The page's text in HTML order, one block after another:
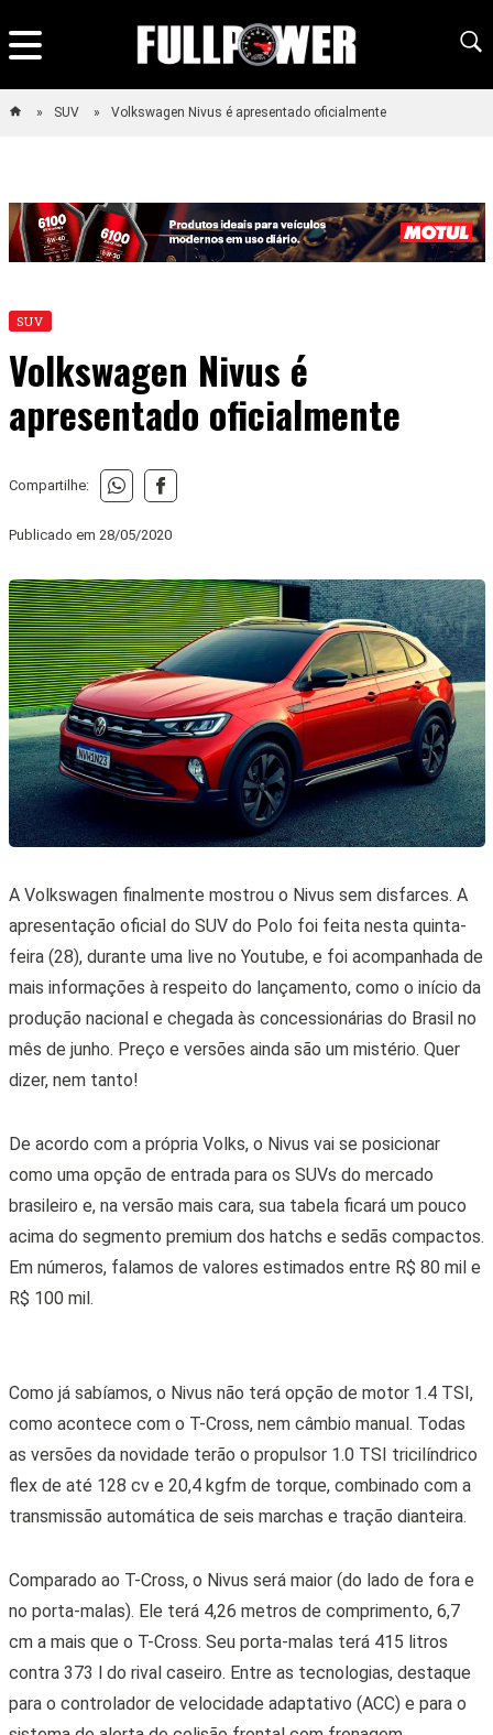
SUV Volkswagen Nivus é apresentado oficialmente
SUV
Volkswagen Nivus é
apresentado oficialmente
Compartilhe:
Publicado em 28/05/2020
A Volkswagen finalmente mostrou o Nivus sem disfarces. A
apresentação oficial do SUV do Polo foi feita nesta quinta-
feira (28), durante uma live no Youtube, e foi acompanhada de
mais informações à respeito do lançamento, como o início da
produção nacional e chegada às concessionárias do Brasil no
mês de junho. Preço e versões ainda são um mistério. Quer
dizer, nem tanto!
De acordo com a própria Volks, o Nivus vai se posicionar
como uma opção de entrada para os SUVs do mercado
brasileiro e, na versão mais cara, sua tabela ficará um pouco
acima do segmento premium dos hatchs e sedãs compactos.
Em números, falamos de valores estimados entre R$ 80 mil e
R$ 100 mil.
Como já sabíamos, o Nivus não terá opção de motor 1.4 TSI,
como acontece com o T-Cross, nem câmbio manual. Todas
as versões da novidade terão o propulsor 1.0 TSI tricilíndrico
flex de até 128 cv e 20,4 kgfm de torque, combinado com a
transmissão automática de seis marchas e tração dianteira.
Comparado ao T-Cross, o Nivus será maior (do lado de fora e
no porta-malas). Ele terá 4,26 metros de comprimento, 6,7
cm a mais que o T-Cross. Seu porta-malas terá 415 litros
contra 373 l do rival caseiro. Entre as tecnologias, destaque
para o controlador de velocidade adaptativo (ACC) e para o